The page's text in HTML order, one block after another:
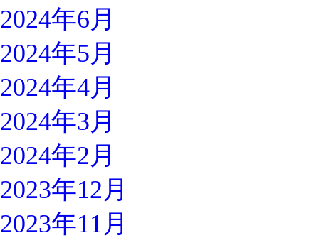
2024年6月
2024年5月
2024年4月
2024年3月
2024年2月
2023年12月
2023年11月